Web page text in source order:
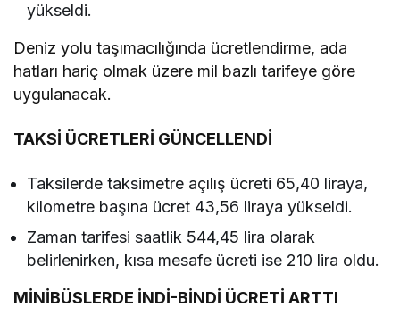
yükseldi.
Deniz yolu taşımacılığında ücretlendirme, ada
hatları hariç olmak üzere mil bazlı tarifeye göre
uygulanacak.
TAKSİ ÜCRETLERİ GÜNCELLENDİ
Taksilerde taksimetre açılış ücreti 65,40 liraya,
kilometre başına ücret 43,56 liraya yükseldi.
Zaman tarifesi saatlik 544,45 lira olarak
belirlenirken, kısa mesafe ücreti ise 210 lira oldu.
MİNİBÜSLERDE İNDİ-BİNDİ ÜCRETİ ARTTI